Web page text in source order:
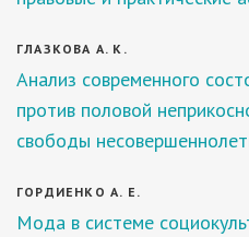
ГЛАЗКОВА А. К.
Анализ современного
против половой
свободы
ГОРДИЕНКО А. Е.
Мода в системе